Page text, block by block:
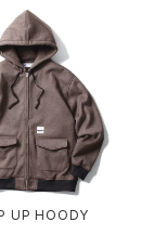
UP HOODY